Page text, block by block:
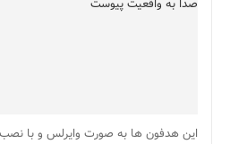
این هدفون ها به صورت وایرلس و با